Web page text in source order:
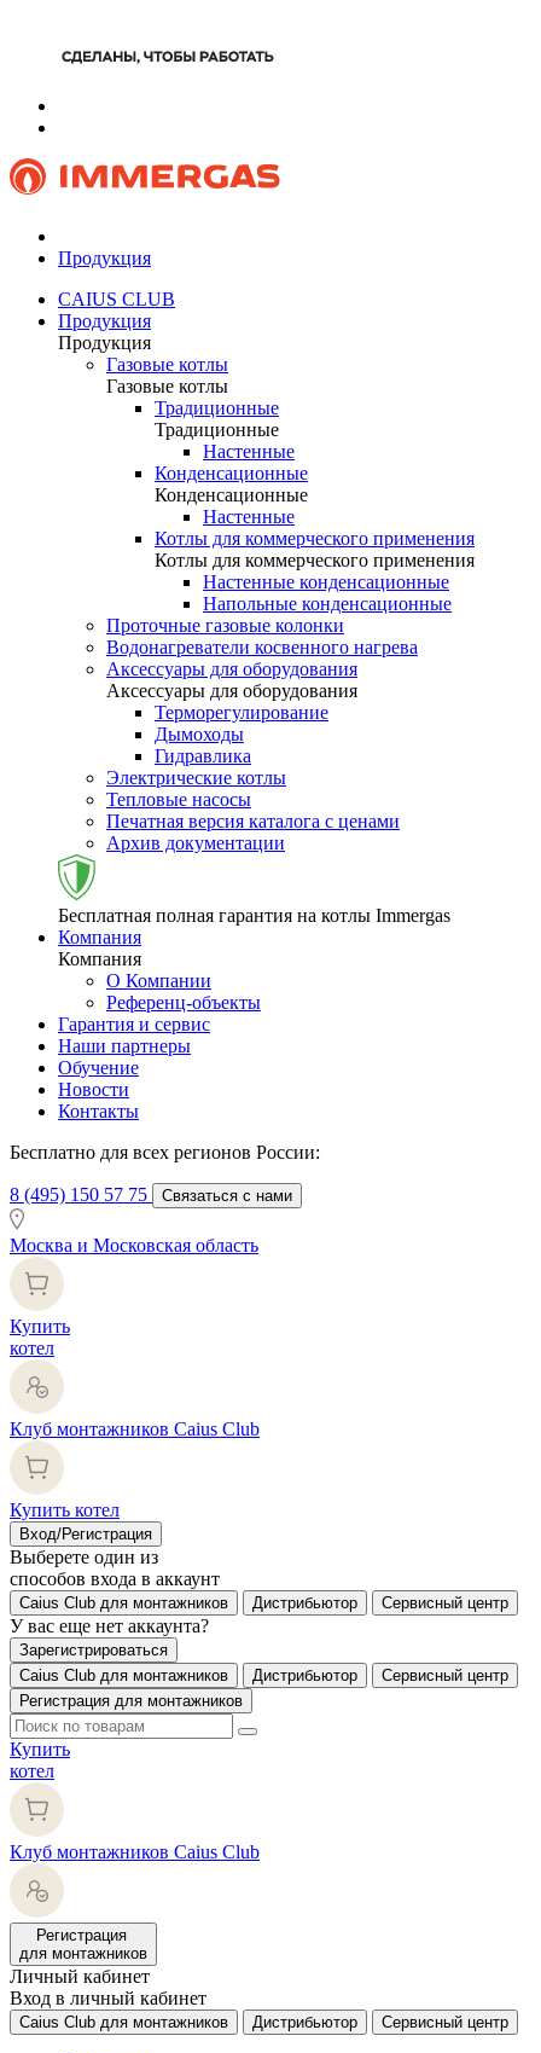
Продукция
CAIUS CLUB
Продукция
Продукция
Газовые котлы
Газовые котлы
Традиционные
Традиционные
Настенные
Конденсационные
Конденсационные
Настенные
Котлы для коммерческого применения
Котлы для коммерческого применения
Настенные конденсационные
Напольные конденсационные
Проточные газовые колонки
Водонагреватели косвенного нагрева
Аксессуары для оборудования
Аксессуары для оборудования
Терморегулирование
Дымоходы
Гидравлика
Электрические котлы
Тепловые насосы
Печатная версия каталога с ценами
Архив документации
Бесплатная полная гарантия на котлы Immergas
Компания
Компания
О Компании
Референц-объекты
Гарантия и сервис
Наши партнеры
Обучение
Новости
Контакты
Бесплатно для всех регионов России:
8 (495) 150 57 75 Связаться с нами
Москва и Московская область
Купить
котел
Клуб монтажников Caius Club
Купить котел
Вход/Регистрация
Выберете один из
способов входа в аккаунт
Caius Club для монтажников Дистрибьютор Сервисный центр
У вас еще нет аккаунта?
Зарегистрироваться
Caius Club для монтажников
Дистрибьютор
Сервисный центр
Регистрация для монтажников
Купить
котел
Клуб монтажников Caius Club
Регистрация
для монтажников
Личный кабинет
Вход в личный кабинет
Caius Club для монтажников Дистрибьютор Сервисный центр